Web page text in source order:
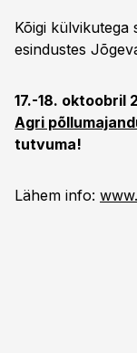
Kõigi külvikutega
esindustes
17.-18. oktoobril
Agri
tutvuma!
Lähem info: